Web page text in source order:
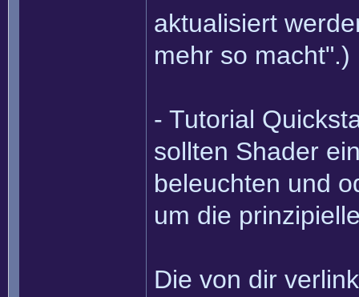
aktualisiert
mehr so macht".)
- Tutorial
sollten Shader
beleuchten und
um die
Die von dir